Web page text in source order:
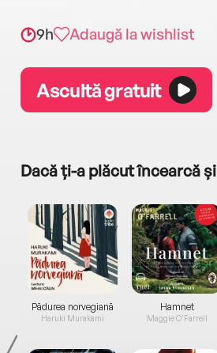
9h Adaugă la wishlist
Ascultă gratuit
Dacă ți-a plăcut încearcă și
Pădurea norvegiană
Haruki Murakami
Hamnet
Maggie O'Farrell